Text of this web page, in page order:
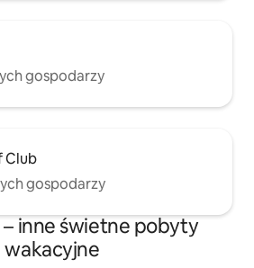
gospodarzy
Club
gospodarzy
– inne świetne pobyty
wakacyjne